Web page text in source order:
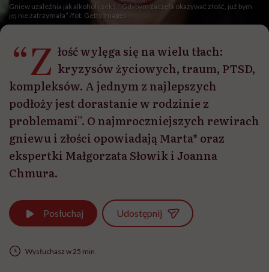
Gniew uzależnia jak alkohol i seks. “Gdybym zaczęła okazywać złość, już bym
jej nie zatrzymała” /fot. Getty Images
“Z łość wylęga się na wielu tłach:
kryzysów życiowych, traum, PTSD,
kompleksów. A jednym z najlepszych
podłoży jest dorastanie w rodzinie z
problemami”. O najmroczniejszych rewirach
gniewu i złości opowiadają Marta* oraz
ekspertki Małgorzata Słowik i Joanna
Chmura.
Posłuchaj Udostępnij
Wysłuchasz w 25 min